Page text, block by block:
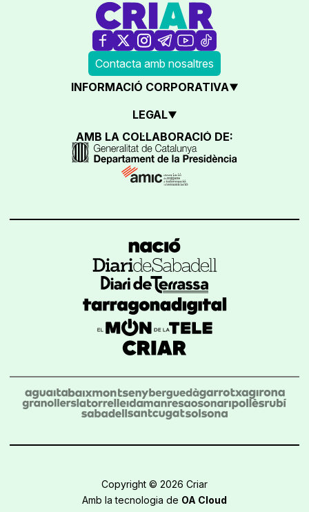
Contacta amb nosaltres
INFORMACIÓ CORPORATIVA
LEGAL
AMB LA COL·LABORACIÓ DE:
Copyright © 2026 Criar
Amb la tecnologia de OA Cloud